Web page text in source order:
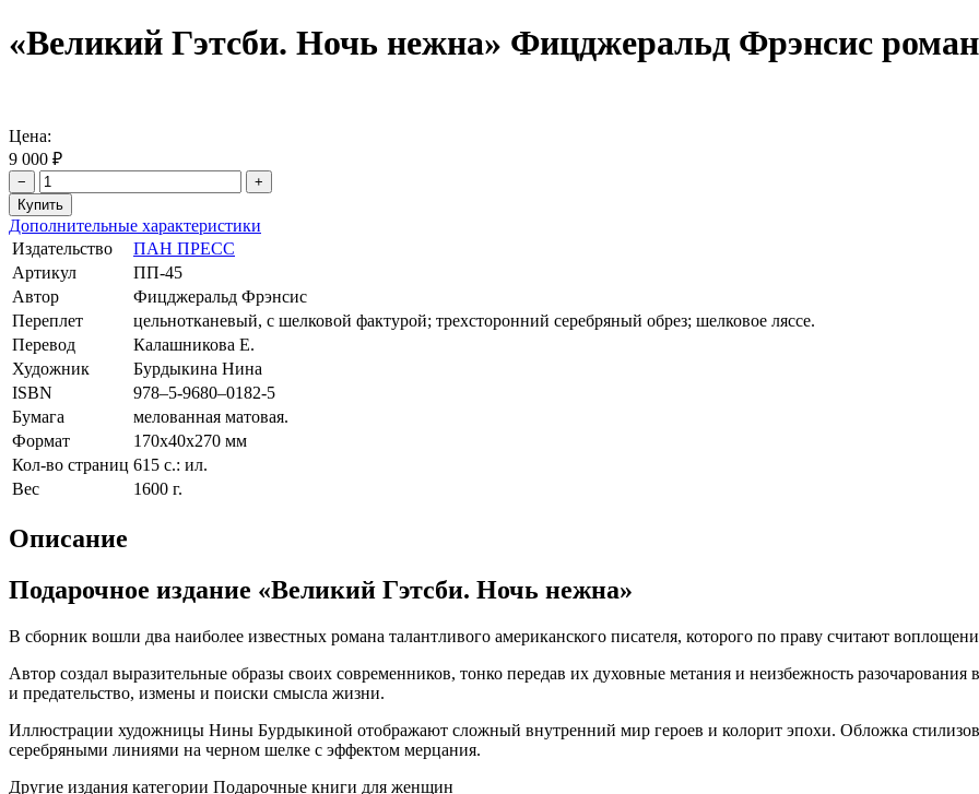
«Великий Гэтсби. Ночь нежна» Фицджеральд Фрэнсис
Цена:
9 000 ₽
− +
Дополнительные характеристики
Издательство
ПАН ПРЕСС
Артикул
ПП-45
Автор
Фицджеральд Фрэнсис
Переплет
цельнотканевый, с шелковой фактурой; трехсторонний серебряный обрез; шелковое ляссе.
Перевод
Калашникова Е.
Художник
Бурдыкина Нина
ISBN
978–5-9680–0182-5
Бумага
мелованная матовая.
Формат
170х40х270 мм
Кол-во страниц 615 с.: ил.
Вес
1600 г.
Описание
Подарочное издание «Великий Гэтсби. Ночь нежна»
В сборник вошли два наиболее известных романа талантливого американского писателя, которого по праву считают
Автор создал выразительные образы своих современников, тонко передав их духовные метания и неизбежность
и предательство, измены и поиски смысла жизни.
Иллюстрации художницы Нины Бурдыкиной отображают сложный внутренний мир героев и колорит эпохи. Обложка
серебряными линиями на черном шелке с эффектом мерцания.
Другие издания категории Подарочные книги для женщин